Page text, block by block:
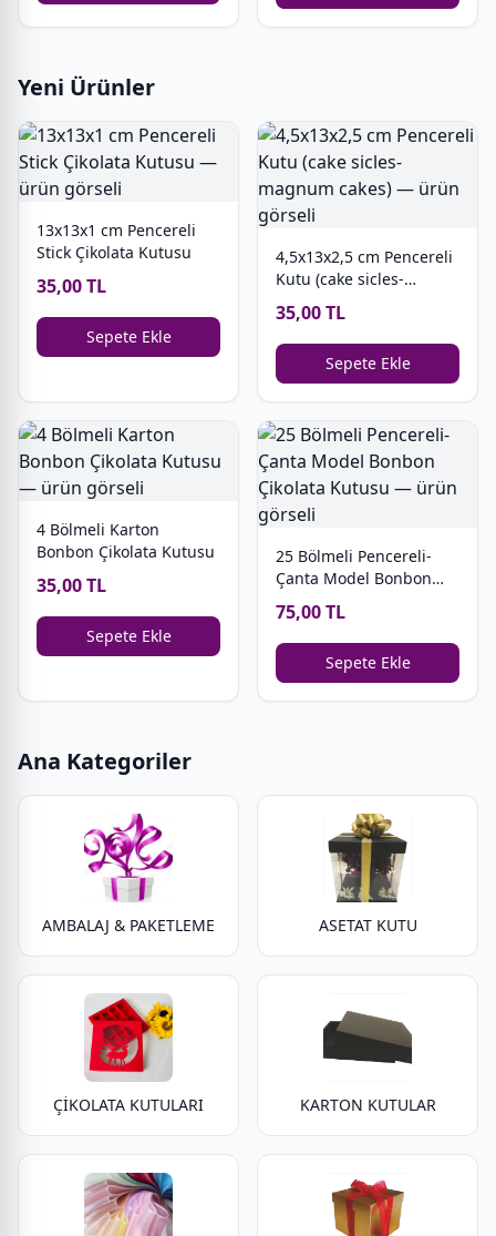
Yeni Ürünler
13x13x1 cm Pencereli
Stick Çikolata Kutusu
35,00 TL
Sepete Ekle
4,5x13x2,5 cm Pencereli
Kutu (cake sicles-
magnum cakes)
35,00 TL
Sepete Ekle
4 Bölmeli Karton
Bonbon Çikolata Kutusu
35,00 TL
Sepete Ekle
25 Bölmeli Pencereli-
Çanta Model Bonbon
Çikolata Kutusu
75,00 TL
Sepete Ekle
Ana Kategoriler
AMBALAJ & PAKETLEME ASETAT KUTU
ÇİKOLATA KUTULARI KARTON KUTULAR